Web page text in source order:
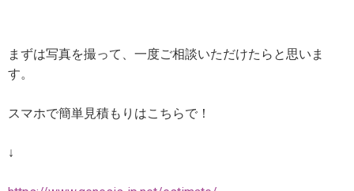
まずは写真を撮って、一度ご相談いただけたらと思いま
す。
スマホで簡単見積もりはこちらで！
↓